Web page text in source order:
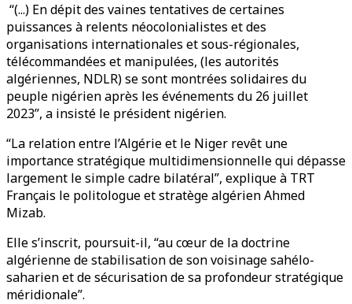
“(...) En dépit des vaines tentatives de certaines
puissances à relents néocolonialistes et des
organisations internationales et sous-régionales,
télécommandées et manipulées, (les autorités
algériennes, NDLR) se sont montrées solidaires du
peuple nigérien après les événements du 26 juillet
2023”, a insisté le président nigérien.
“La relation entre l’Algérie et le Niger revêt une
importance stratégique multidimensionnelle qui dépasse
largement le simple cadre bilatéral”, explique à TRT
Français le politologue et stratège algérien Ahmed
Mizab.
Elle s’inscrit, poursuit-il, “au cœur de la doctrine
algérienne de stabilisation de son voisinage sahélo-
saharien et de sécurisation de sa profondeur stratégique
méridionale”.